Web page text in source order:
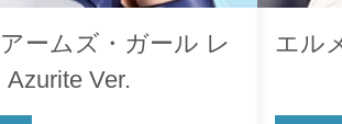
ームズ・ガール レ
ティシア Azurite Ver.
エル